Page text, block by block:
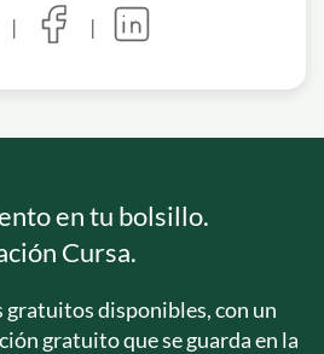
| |
en tu bolsillo.
Cursa.
gratuitos disponibles, con un
gratuito que se guarda en la